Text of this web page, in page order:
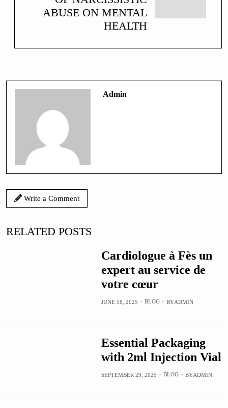
ABUSE ON MENTAL
HEALTH
Admin
Write a Comment
RELATED POSTS
Cardiologue à Fès un
expert au service de
votre cœur
JUNE 16, 2025 BLOG BYADMIN
Essential Packaging
with 2ml Injection Vial
SEPTEMBER 29, 2025 BLOG BYADMIN